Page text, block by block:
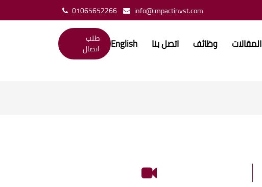
01065652266 info@impactinvst.com
المقالات وظائف اتصل بنا English
طلب
اتصال